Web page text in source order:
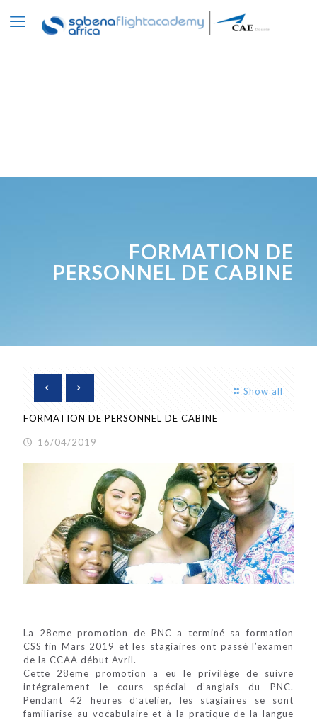
FORMATION DE
PERSONNEL DE CABINE
Show all
FORMATION DE PERSONNEL DE CABINE
16/04/2019
La 28eme promotion de PNC a terminé sa formation
CSS fin Mars 2019 et les stagiaires ont passé l’examen
de la CCAA début Avril.
Cette 28eme promotion a eu le privilège de suivre
intégralement le cours spécial d’anglais du PNC.
Pendant 42 heures d’atelier, les stagiaires se sont
familiarise au vocabulaire et à la pratique de la langue